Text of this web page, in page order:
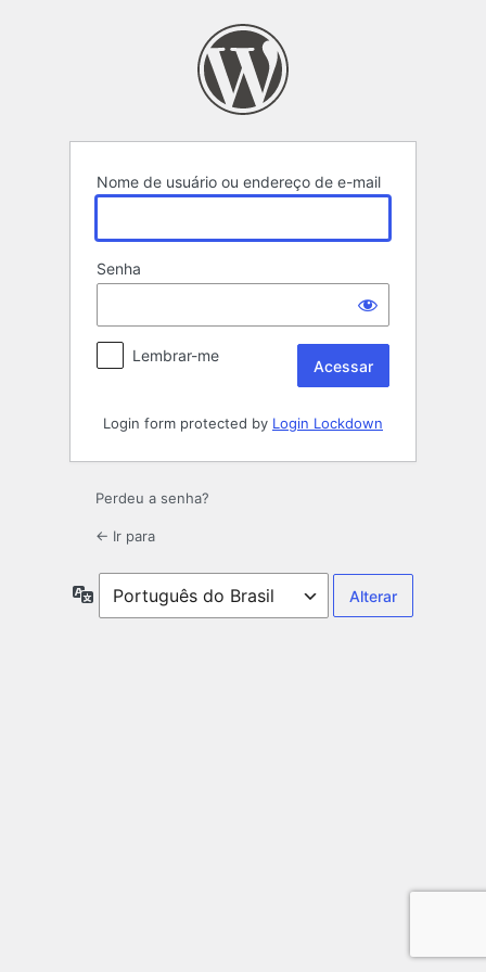
Nome de usuário ou endereço de e-mail
Senha
Lembrar-me
Login form protected by Login Lockdown
Perdeu a senha?
← Ir para
Idioma